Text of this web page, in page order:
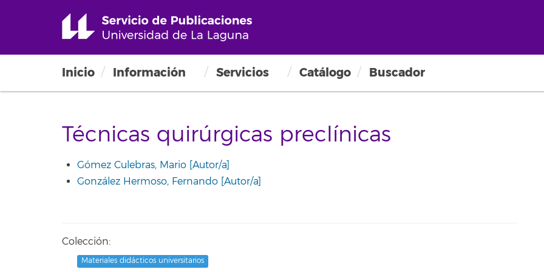
Inicio Información Servicios Catálogo Buscador
Técnicas quirúrgicas preclínicas
Gómez Culebras, Mario [Autor/a]
González Hermoso, Fernando [Autor/a]
Colección:
Materiales didácticos universitarios